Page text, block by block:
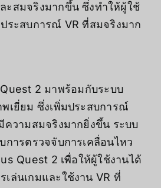
ะสมจริงมากขึ้น ซึ่งทำให้ผู้ใช้
ระสบการณ์ VR ที่สมจริงมาก
2 มาพร้อมกับระบบ
เยี่ยม ซึ่งเพิ่มประสบการณ์
ความสมจริงมากยิ่งขึ้น ระบบ
การตรวจจับการเคลื่อนไหว
Quest 2 เพื่อให้ผู้ใช้งานได้
ล่นเกมและใช้งาน VR ที่